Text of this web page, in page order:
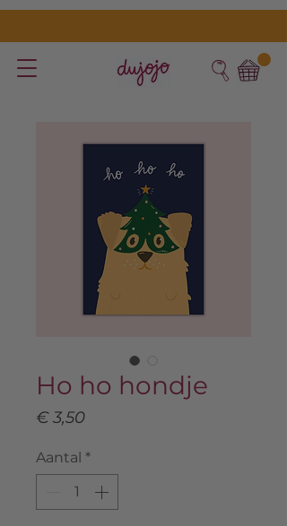
Ho ho hondje
€ 3,50Prijs
Aantal *